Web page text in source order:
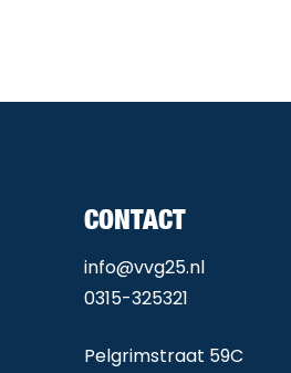
CONTACT
info@vvg25.nl
0315-325321
Pelgrimstraat 59C